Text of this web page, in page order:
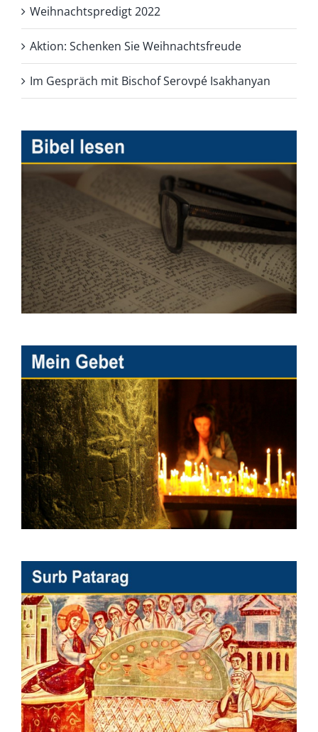
Weihnachtspredigt 2022
Aktion: Schenken Sie Weihnachtsfreude
Im Gespräch mit Bischof Serovpé Isakhanyan